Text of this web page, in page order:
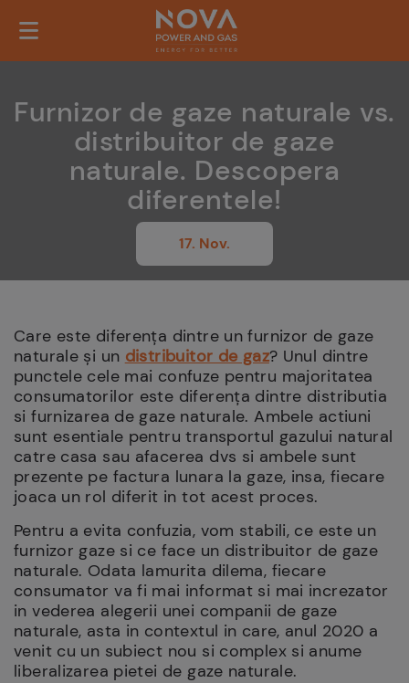
Furnizor de gaze naturale vs.
distribuitor de gaze
naturale. Descopera
diferentele!
17. Nov.
Care este diferența dintre un furnizor de gaze
naturale și un distribuitor de gaz? Unul dintre
punctele cele mai confuze pentru majoritatea
consumatorilor este diferența dintre distributia
si furnizarea de gaze naturale. Ambele actiuni
sunt esentiale pentru transportul gazului natural
catre casa sau afacerea dvs si ambele sunt
prezente pe factura lunara la gaze, insa, fiecare
joaca un rol diferit in tot acest proces.
Pentru a evita confuzia, vom stabili, ce este un
furnizor gaze si ce face un distribuitor de gaze
naturale. Odata lamurita dilema, fiecare
consumator va fi mai informat si mai increzator
in vederea alegerii unei companii de gaze
naturale, asta in contextul in care, anul 2020 a
venit cu un subiect nou si complex si anume
liberalizarea pietei de gaze naturale.